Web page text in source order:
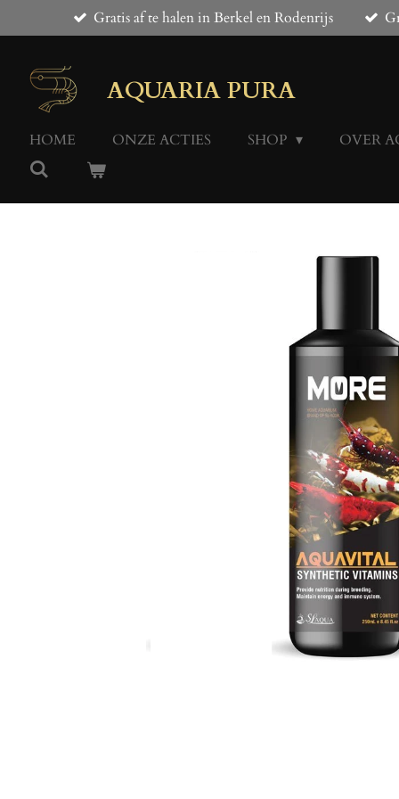
direct
hoofdinhoud
Gratis af te halen in Berkel en Rodenrijs
AQUARIA PURA
HOME ONZE ACTIES SHOP OVER